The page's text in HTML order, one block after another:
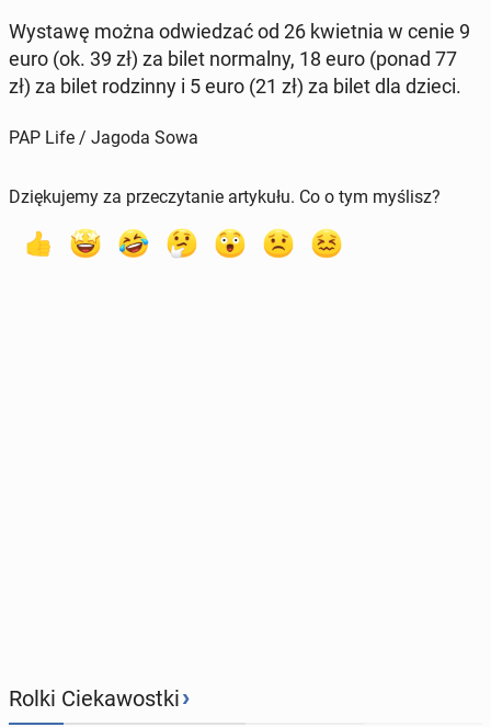
Wystawę można od­wie­dzać od 26 kwiet­nia w cenie 9
euro (ok. 39 zł) za bilet nor­mal­ny, 18 euro (ponad 77
zł) za bilet ro­dzin­ny i 5 euro (21 zł) za bilet dla dzieci.
PAP Life / Jagoda Sowa
Dziękujemy za przeczytanie artykułu. Co o tym myślisz?
Rolki Ciekawostki›